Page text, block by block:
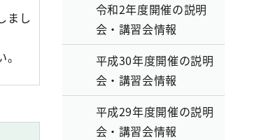
まし
令和2年度開催の説明
会・講習会情報
平成30年度開催の説明
会・講習会情報
平成29年度開催の説明
会・講習会情報